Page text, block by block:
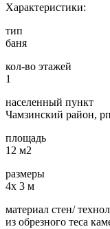
Характеристики:
тип
баня
кол-во этажей
1
населенный пункт
Чамзинский район,
площадь
12 м2
размеры
4х 3 м
материал стен/
из обрезного теса